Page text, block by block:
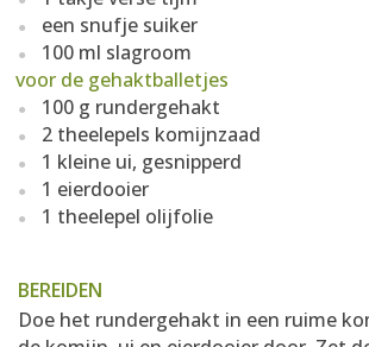
een snufje suiker
100 ml slagroom
voor de gehaktballetjes
100 g rundergehakt
2 theelepels komijnzaad
1 kleine ui, gesnipperd
1 eierdooier
1 theelepel olijfolie
BEREIDEN
Doe het rundergehakt in een ruime